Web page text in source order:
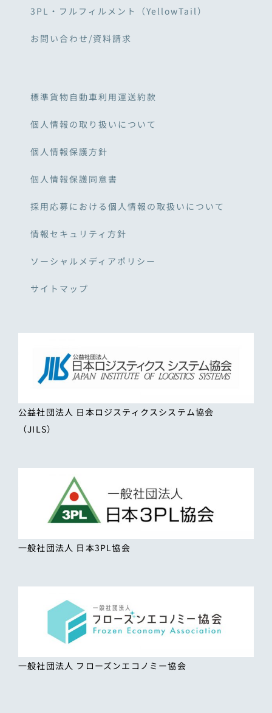
3PL・フルフィルメント（YellowTail）
お問い合わせ/資料請求
標準貨物自動車利用運送約款
個人情報の取り扱いについて
個人情報保護方針
個人情報保護同意書
採用応募における個人情報の取扱いについて
情報セキュリティ方針
ソーシャルメディアポリシー
サイトマップ
公益社団法人 日本ロジスティクスシステム協会
（JILS）
一般社団法人 日本3PL協会
一般社団法人 フローズンエコノミー協会